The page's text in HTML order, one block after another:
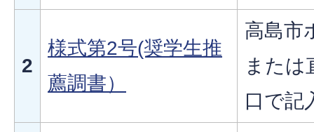
2
様式第2号(奨学生推
薦調書）
高島市
または
口で記